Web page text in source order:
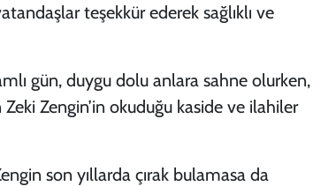
teşekkür ederek sağlıklı ve
gün, duygu dolu anlara sahne olurken,
Zengin’in okuduğu kaside ve ilahiler
son yıllarda çırak bulamasa da